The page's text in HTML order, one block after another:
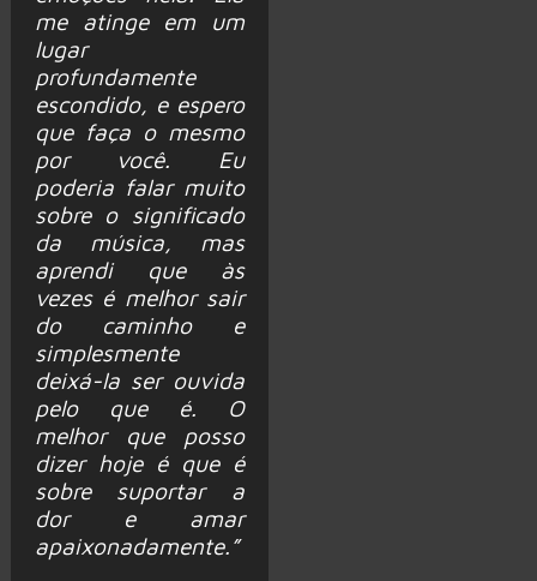
me atinge em um
lugar
profundamente
escondido, e espero
que faça o mesmo
por você. Eu
poderia falar muito
sobre o significado
da música, mas
aprendi que às
vezes é melhor sair
do caminho e
simplesmente
deixá-la ser ouvida
pelo que é. O
melhor que posso
dizer hoje é que é
sobre suportar a
dor e amar
apaixonadamente.”